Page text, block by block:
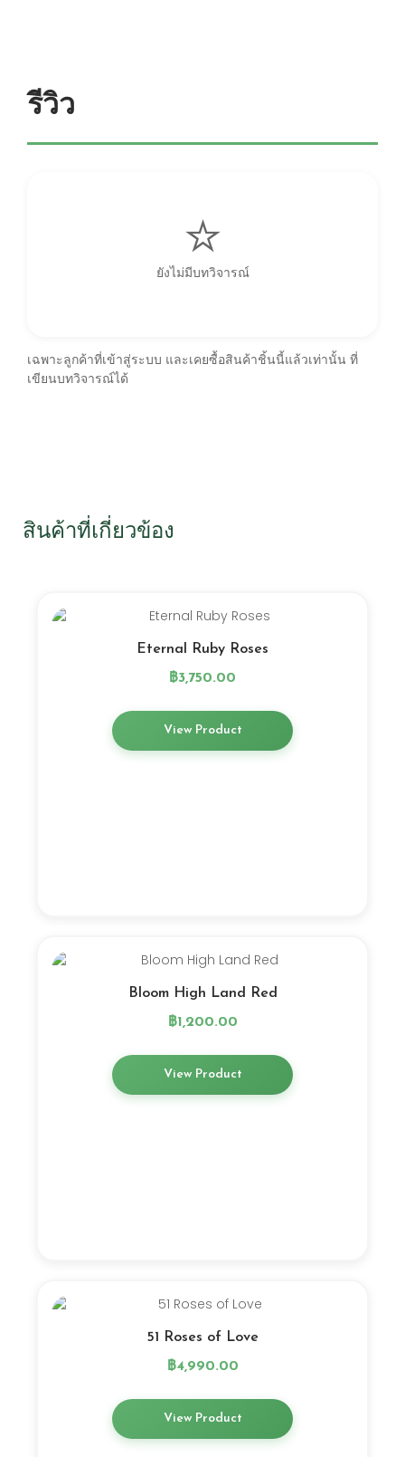
รีวิว
ยังไม่มีบทวิจารณ์
เฉพาะลูกค้าที่เข้าสู่ระบบ และเคยซื้อสินค้าชิ้นนี้แล้วเท่านั้น ที่
เขียนบทวิจารณ์ได้
สินค้าที่เกี่ยวข้อง
Eternal Ruby Roses
฿3,750.00
View Product
Bloom High Land Red
฿1,200.00
View Product
51 Roses of Love
฿4,990.00
View Product